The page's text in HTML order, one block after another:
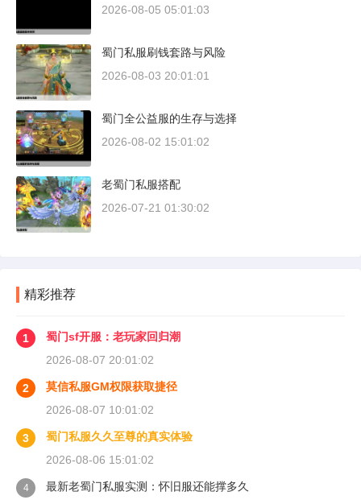
2026-08-05 05:01:03
蜀门私服刷钱套路与风险
2026-08-03 20:01:01
蜀门全公益服的生存与选择
2026-08-02 15:01:02
老蜀门私服搭配
2026-07-21 01:30:02
精彩推荐
1
蜀门sf开服：老玩家回归潮
2026-08-07 20:01:02
2
莫信私服GM权限获取捷径
2026-08-07 10:01:02
3
蜀门私服久久至尊的真实体验
2026-08-06 15:01:02
4
最新老蜀门私服实测：怀旧服还能撑多久